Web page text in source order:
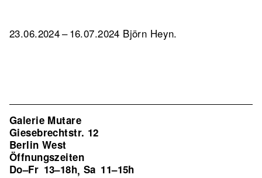
23.06.2024 – 16.07.2024 Björn Heyn.
Galerie Mutare
Giesebrechtstr. 12
Berlin West
Öffnungszeiten
Do–Fr 13–18h, Sa 11–15h